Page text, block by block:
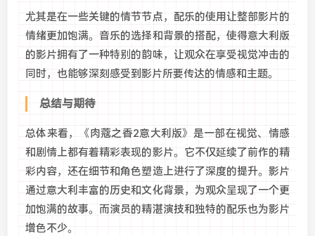
尤其是在一些关键的情节节点，配乐的使用让整部影片的
情绪更加饱满。音乐的选择和背景的搭配，使得意大利版
的影片拥有了一种特别的韵味，让观众在享受视觉冲击的
同时，也能够深刻感受到影片所要传达的情感和主题。
总结与期待
总体来看，《肉蔻之香2意大利版》是一部在视觉、情感
和剧情上都有着精彩表现的影片。它不仅延续了前作的精
彩内容，还在细节和角色塑造上进行了深度的提升。影片
通过意大利丰富的历史和文化背景，为观众呈现了一个更
加饱满的故事。而演员的精湛演技和独特的配乐也为影片
增色不少。